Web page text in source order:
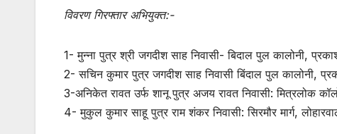
k
विवरण गिरफ्तार अभियुक्त:-
1- मुन्ना पुत्र श्री जगदीश साह निवासी- बिदाल पुल कालोनी,
2- सचिन कुमार पुत्र जगदीश साह निवासी बिंदाल पुल कालोनी,
3-अनिकेत रावत उर्फ शानू पुत्र अजय रावत निवासी: मित्रलोक
4- मुकुल कुमार साहू पुत्र राम शंकर निवासी: सिरमौर मार्ग,